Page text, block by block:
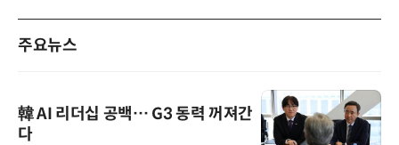
주요뉴스
韓 AI 리더십 공백… G3 동력 꺼져간
다